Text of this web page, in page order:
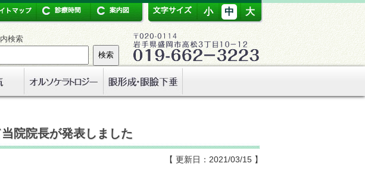
小 中 大
検索
院院長が発表しました
【 更新日：2021/03/15 】